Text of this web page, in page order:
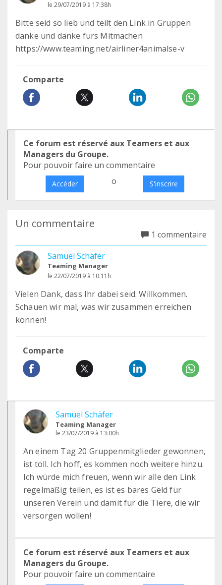
le 29/07/2019 à 17:38h
Bitte seid so lieb und teilt den Link in Gruppen
danke und danke fürs Mitmachen
https://www.teaming.net/airliner4animalse-v
Comparte
Ce forum est réservé aux Teamers et aux
Managers du Groupe.
Pour pouvoir faire un commentaire
Accéder o S'inscrire
Un commentaire
1 commentaire
Samuel Schäfer
Teaming Manager
le 22/07/2019 à 10:11h
Vielen Dank, dass Ihr dabei seid. Willkommen.
Schauen wir mal, was wir zusammen erreichen
können!
Comparte
Samuel Schäfer
Teaming Manager
le 23/07/2019 à 13:00h
An einem Tag 20 Gruppenmitglieder gewonnen,
ist toll. Ich hoff, es kommen noch weitere hinzu.
Ich würde mich freuen, wenn wir alle den Link
regelmäßig teilen, es ist es bares Geld für
unseren Verein und damit für die Tiere, die wir
versorgen wollen!
Ce forum est réservé aux Teamers et aux
Managers du Groupe.
Pour pouvoir faire un commentaire